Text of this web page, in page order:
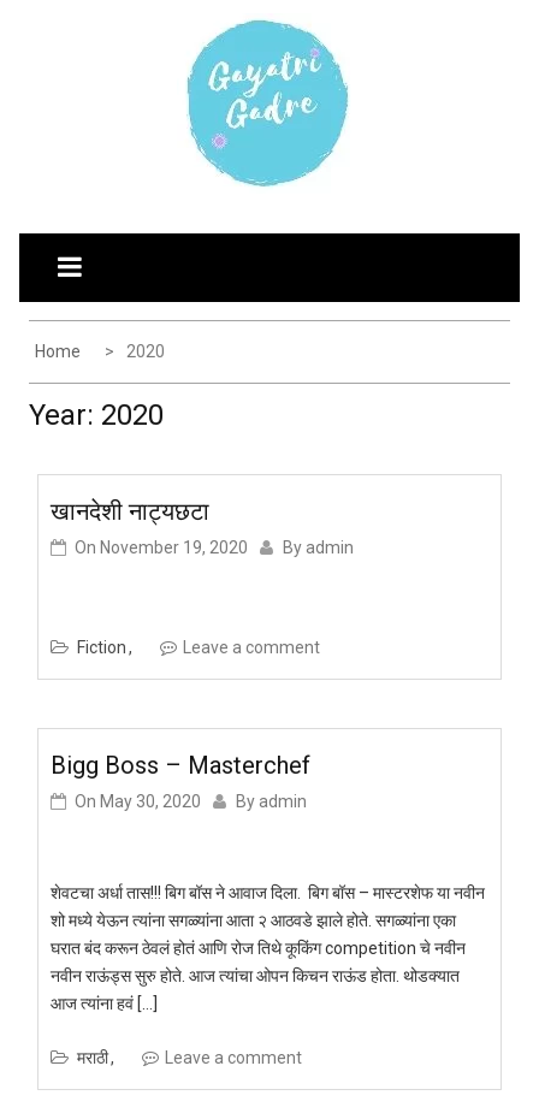
AYATRI'S BLOG
Explore the world through my eyes
Home 2020
Year: 2020
खानदेशी नाट्यछटा
On November 19, 2020 By admin
Fiction Leave a comment
Bigg Boss – Masterchef
On May 30, 2020 By admin
शेवटचा अर्धा तास!!! बिग बॉस ने आवाज दिला. बिग बॉस – मास्टरशेफ या नवीन
शो मध्ये येऊन त्यांना सगळ्यांना आता २ आठवडे झाले होते. सगळ्यांना एका
घरात बंद करून ठेवलं होतं आणि रोज तिथे कूकिंग competition चे नवीन
नवीन राऊंड्स सुरु होते. आज त्यांचा ओपन किचन राऊंड होता. थोडक्यात
आज त्यांना हवं […]
मराठी Leave a comment